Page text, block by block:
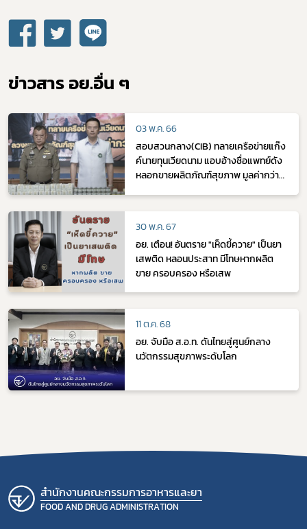
ข่าวสาร อย.อื่น ๆ
03 พ.ค. 66
สอบสวนกลาง(CIB) ทลายเครือข่ายแก๊ง
ค์นายทุนเวียดนาม แอบอ้างชื่อแพทย์ดัง
หลอกขายผลิตภัณฑ์สุขภาพ มูลค่ากว่า
30 พ.ค. 67
อย. เตือน! อันตราย "เห็ดขี้ควาย" เป็นยา
เสพติด หลอนประสาท มีโทษหากผลิต
ขาย ครอบครอง หรือเสพ
11 ต.ค. 68
อย. จับมือ ส.อ.ท. ดันไทยสู่ศูนย์กลาง
นวัตกรรมสุขภาพระดับโลก
สำนักงานคณะกรรมการอาหารและยา
FOOD AND DRUG ADMINISTRATION